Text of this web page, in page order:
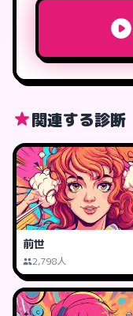
関連する診断
前世
2,798人